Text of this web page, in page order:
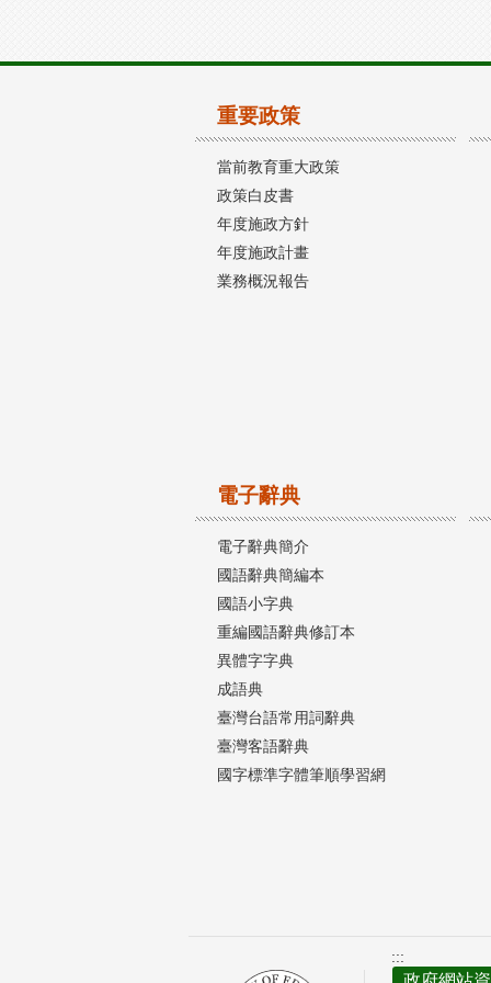
重要政策
當前教育重大政策
政策白皮書
年度施政方針
年度施政計畫
業務概況報告
電子辭典
電子辭典簡介
國語辭典簡編本
國語小字典
重編國語辭典修訂本
異體字字典
成語典
臺灣台語常用詞辭典
臺灣客語辭典
國字標準字體筆順學習網
:::